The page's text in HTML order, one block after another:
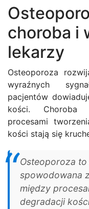
choroba i
lekarzy
Osteoporoza
wyraźnych
pacjentów
kości. Choroba
procesami
kości stają się
Osteoporoza
spowodowana
między
degradacji